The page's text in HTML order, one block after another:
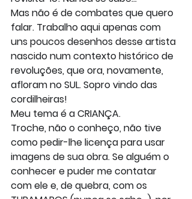
Mas não é de combates que quero
falar. Trabalho aqui apenas com
uns poucos desenhos desse artista
nascido num contexto histórico de
revoluções, que ora, novamente,
afloram no SUL. Sopro vindo das
cordilheiras!
Meu tema é a CRIANÇA.
Troche, não o conheço, não tive
como pedir-lhe licença para usar
imagens de sua obra. Se alguém o
conhecer e puder me contatar
com ele e, de quebra, com os